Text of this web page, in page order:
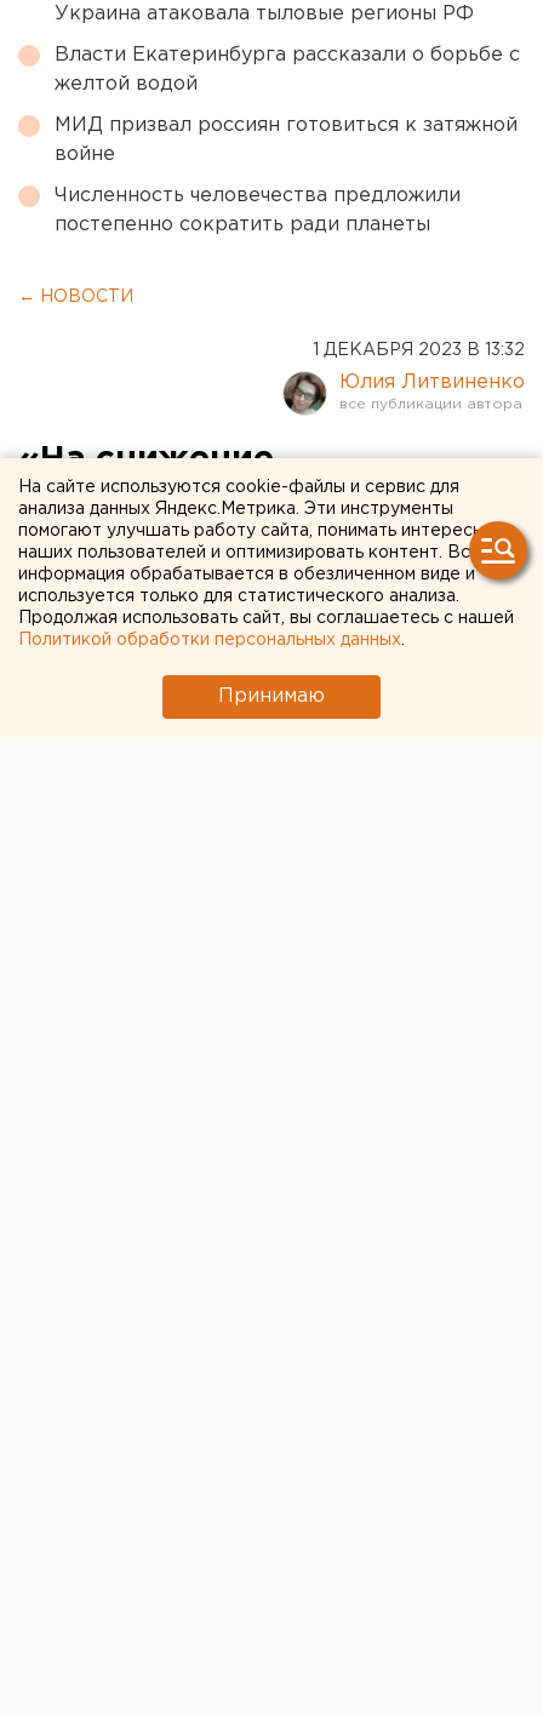
Украина атаковала тыловые регионы РФ
Власти Екатеринбурга рассказали о борьбе с
желтой водой
МИД призвал россиян готовиться к затяжной
войне
Численность человечества предложили
постепенно сократить ради планеты
← НОВОСТИ
1 ДЕКАБРЯ 2023 В 13:32
Юлия Литвиненко
«На снижение
рождаемости повлияли
смартфоны»: известный
демограф - о том, почему в
России не сработает запрет
На сайте используются cookie-файлы и сервис для
анализа данных Яндекс.Метрика. Эти инструменты
помогают улучшать работу сайта, понимать интересы
наших пользователей и оптимизировать контент. Вся
информация обрабатывается в обезличенном виде и
используется только для статистического анализа.
Продолжая использовать сайт, вы соглашаетесь с нашей
Политикой обработки персональных данных
Принимаю